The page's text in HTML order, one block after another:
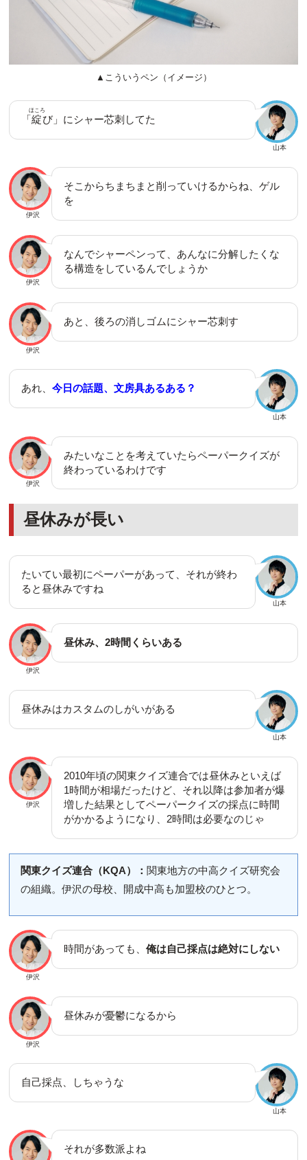
▲こういうペン（イメージ）
山本
「綻
ほころ
び」にシャー芯刺してた
伊沢
そこからちまちまと削っていけるからね、ゲル
を
伊沢
なんでシャーペンって、あんなに分解したくな
る構造をしているんでしょうか
伊沢
あと、後ろの消しゴムにシャー芯刺す
山本
あれ、 今日の話題、文房具あるある？
伊沢
みたいなことを考えていたらペーパークイズが
終わっているわけです
昼休みが長い
山本
たいてい最初にペーパーがあって、それが終わ
ると昼休みですね
伊沢
昼休み、2時間くらいある
山本
昼休みはカスタムのしがいがある
伊沢
2010年頃の関東クイズ連合では昼休みといえば
1時間が相場だったけど、それ以降は参加者が爆
増した結果としてペーパークイズの採点に時間
がかかるようになり、2時間は必要なのじゃ
関東クイズ連合（KQA）： 関東地方の中高クイズ研究会
の組織。伊沢の母校、開成中高も加盟校のひとつ。
伊沢
時間があっても、俺は自己採点は絶対にしない
伊沢
昼休みが憂鬱になるから
山本
自己採点、しちゃうな
それが多数派よね